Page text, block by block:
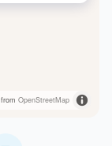
OpenStreetMap